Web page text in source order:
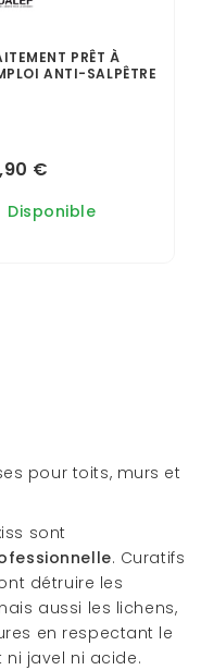
PRÊT À
ANTI-SALPÊTRE
€
Disponible
pour toits, murs et
sont
. Curatifs
détruire les
aussi les lichens,
en respectant le
javel ni acide.